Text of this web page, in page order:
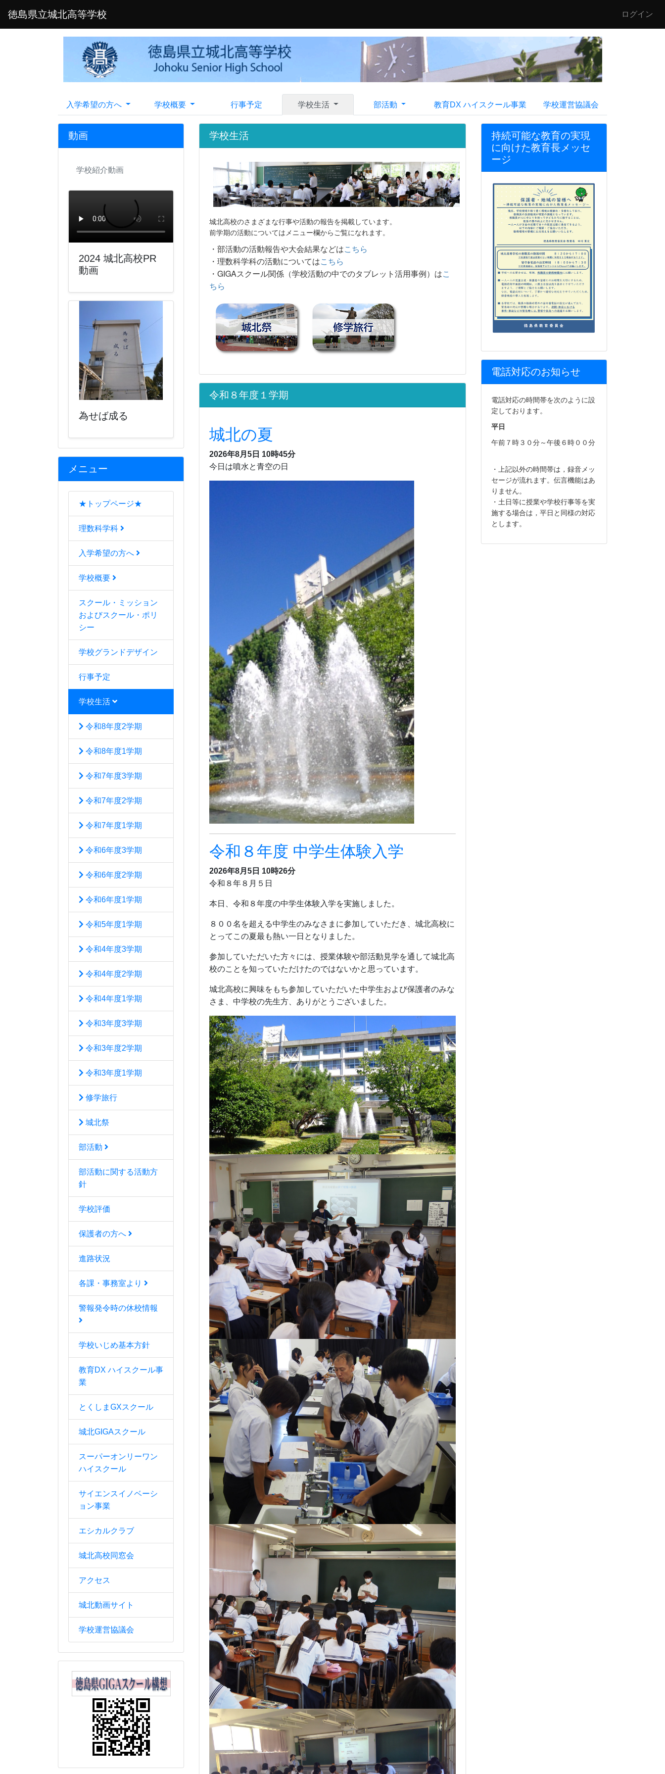
徳島県立城北高等学校 ログイン
入学希望の方へ 学校概要 行事予定 学校生活 部活動 教育DX ハイスクール事業 学校運営協議会
動画
学校紹介動画
2024 城北高校PR
動画
為せば成る
メニュー
★トップページ★
理数科学科
入学希望の方へ
学校概要
スクール・ミッション
およびスクール・ポリ
シー
学校グランドデザイン
行事予定
学校生活
令和8年度2学期
令和8年度1学期
令和7年度3学期
令和7年度2学期
令和7年度1学期
令和6年度3学期
令和6年度2学期
令和6年度1学期
令和5年度1学期
令和4年度3学期
令和4年度2学期
令和4年度1学期
令和3年度3学期
令和3年度2学期
令和3年度1学期
修学旅行
城北祭
部活動
部活動に関する活動方
針
学校評価
保護者の方へ
進路状況
各課・事務室より
警報発令時の休校情報
学校いじめ基本方針
教育DX ハイスクール事
業
とくしまGXスクール
城北GIGAスクール
スーパーオンリーワン
ハイスクール
サイエンスイノベーシ
ョン事業
エシカルクラブ
城北高校同窓会
アクセス
城北動画サイト
学校運営協議会
学校生活
城北高校のさまざまな行事や活動の報告を掲載しています。
前学期の活動についてはメニュー欄からご覧になれます。
・部活動の活動報告や大会結果などはこちら
・理数科学科の活動についてはこちら
・GIGAスクール関係（学校活動の中でのタブレット活用事例）はこ
ちら
令和８年度１学期
城北の夏
2026年8月5日 10時45分
今日は噴水と青空の日
令和８年度 中学生体験入学
2026年8月5日 10時26分
令和８年８月５日
本日、令和８年度の中学生体験入学を実施しました。
８００名を超える中学生のみなさまに参加していただき、城北高校に
とってこの夏最も熱い一日となりました。
参加していただいた方々には、授業体験や部活動見学を通して城北高
校のことを知っていただけたのではないかと思っています。
城北高校に興味をもち参加していただいた中学生および保護者のみな
さま、中学校の先生方、ありがとうございました。
持続可能な教育の実現
に向けた教育長メッセ
ージ
電話対応のお知らせ
電話対応の時間帯を次のように設
定しております。
平日
午前７時３０分～午後６時００分
・上記以外の時間帯は，録音メッ
セージが流れます。伝言機能はあ
りません。
・土日等に授業や学校行事等を実
施する場合は，平日と同様の対応
とします。